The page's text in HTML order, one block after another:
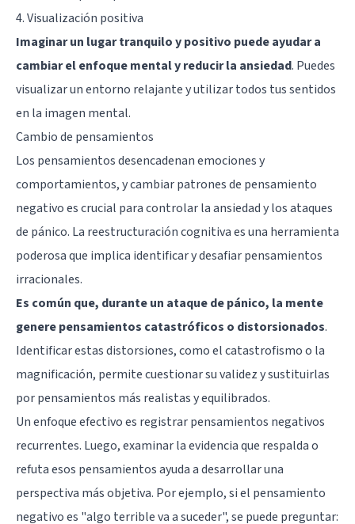
4. Visualización positiva
Imaginar un lugar tranquilo y positivo puede ayudar a
cambiar el enfoque mental y reducir la ansiedad. Puedes
visualizar un entorno relajante y utilizar todos tus sentidos
en la imagen mental.
Cambio de pensamientos
Los pensamientos desencadenan emociones y
comportamientos, y cambiar patrones de pensamiento
negativo es crucial para controlar la ansiedad y los ataques
de pánico. La reestructuración cognitiva es una herramienta
poderosa que implica identificar y desafiar pensamientos
irracionales.
Es común que, durante un ataque de pánico, la mente
genere pensamientos catastróficos o distorsionados.
Identificar estas distorsiones, como el catastrofismo o la
magnificación, permite cuestionar su validez y sustituirlas
por pensamientos más realistas y equilibrados.
Un enfoque efectivo es registrar pensamientos negativos
recurrentes. Luego, examinar la evidencia que respalda o
refuta esos pensamientos ayuda a desarrollar una
perspectiva más objetiva. Por ejemplo, si el pensamiento
negativo es "algo terrible va a suceder", se puede preguntar: